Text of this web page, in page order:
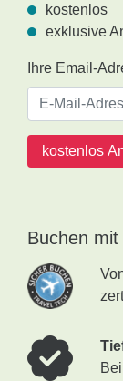
kostenlos
exklusive
Ihre Email-
kostenlos
Buchen